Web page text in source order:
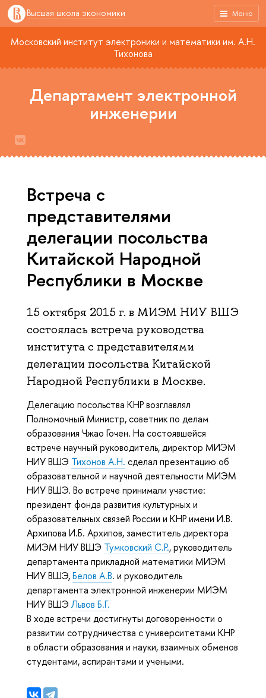
Меню
Высшая школа экономики
Московский институт электроники и математики им. А.Н.
Тихонова
Департамент электронной
инженерии
Встреча с
представителями
делегации посольства
Китайской Народной
Республики в Москве
15 октября 2015 г. в МИЭМ НИУ ВШЭ
cостоялась встреча руководства
института с представителями
делегации посольства Китайской
Народной Республики в Москве.
Делегацию посольства КНР возглавлял
Полномочный Министр, советник по делам
образования Чжао Гочен. На состоявшейся
встрече научный руководитель, директор МИЭМ
НИУ ВШЭ Тихонов А.Н. сделал презентацию об
образовательной и научной деятельности МИЭМ
НИУ ВШЭ. Во встрече принимали участие:
президент фонда развития культурных и
образовательных связей России и КНР имени И.В.
Архипова И.Б. Архипов, заместитель директора
МИЭМ НИУ ВШЭ Тумковский С.Р., руководитель
департамента прикладной математики МИЭМ
НИУ ВШЭ,Белов А.В. и руководитель
департамента электронной инженерии МИЭМ
НИУ ВШЭ Львов Б.Г.
В ходе встречи достигнуты договоренности о
развитии сотрудничества с университетами КНР
в области образования и науки, взаимных обменов
студентами, аспирантами и учеными.